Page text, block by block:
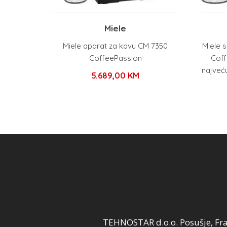
Miele
Miele aparat za kavu CM 7350
CoffeePassion
5.689,00 KM
Miele
TEHNOSTAR d.o.o. Posušje,